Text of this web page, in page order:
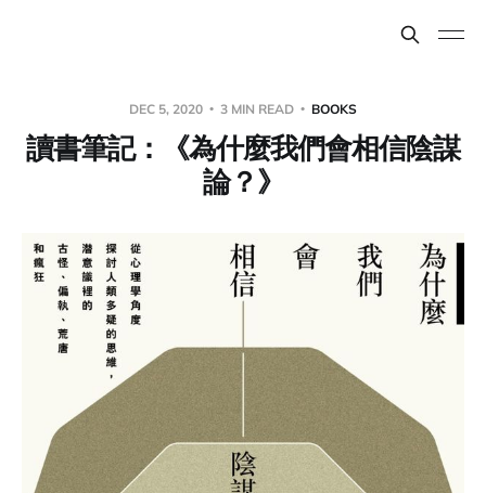
DEC 5, 2020 3 MIN READ BOOKS
讀書筆記：《為什麼我們會相信陰謀
論？》